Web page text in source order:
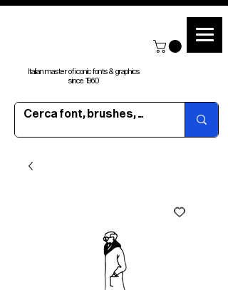
Italian master of iconic fonts & graphics
since 1960